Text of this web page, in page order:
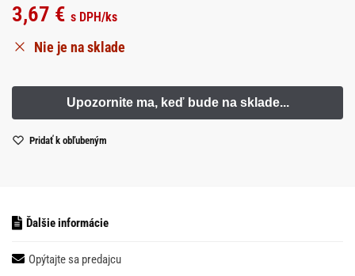
3,67 € s DPH/ks
Nie je na sklade
Pridať k obľubeným
Ďalšie informácie
Opýtajte sa predajcu